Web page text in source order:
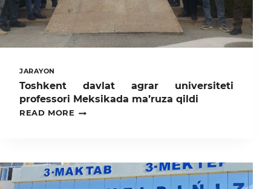
JARAYON
Toshkent davlat agrar universiteti
professori Meksikada ma’ruza qildi
READ MORE
TOSHKENT
MEKSIKADA
MA’RUZA
QILDI